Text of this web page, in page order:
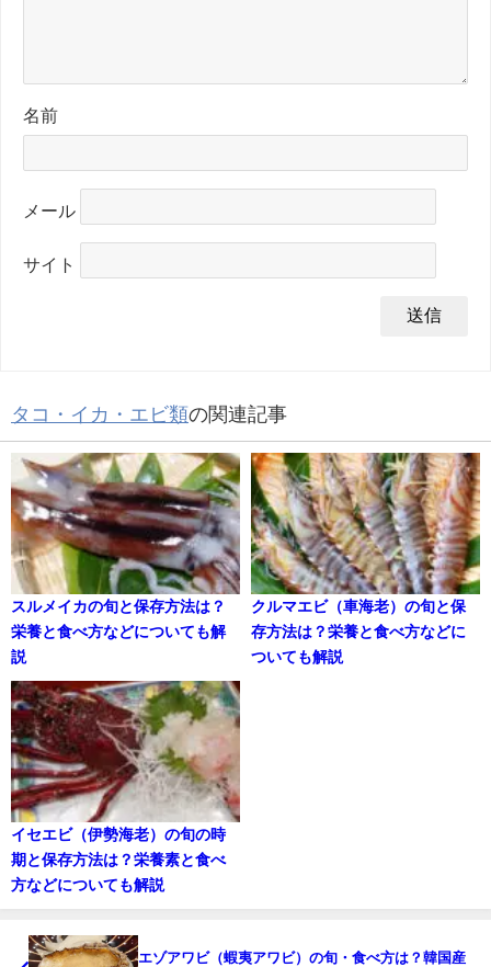
名前
メール
サイト
タコ・イカ・エビ類の関連記事
スルメイカの旬と保存方法は？
栄養と食べ方などについても解
説
クルマエビ（車海老）の旬と保
存方法は？栄養と食べ方などに
ついても解説
イセエビ（伊勢海老）の旬の時
期と保存方法は？栄養素と食べ
方などについても解説
エゾアワビ（蝦夷アワビ）の旬・食べ方は？韓国産